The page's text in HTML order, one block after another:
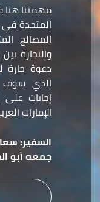
مهمتنا هنا
المتحدة
المصالح
والتجارة
دعوة حارة
الذي
إجابات
الإمارات
السفير:
جمعه أبو